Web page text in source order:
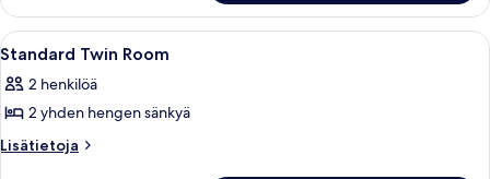
2
makuuhuonetta,
sauna
Avaa
kaikki
huonetyypin
Standard
Twin
Hotellihuone, jossa on sänky,
1
Standard Twin Room
2 henkilöä
2 yhden hengen sänkyä
Lisätietoja
Lisätietoja